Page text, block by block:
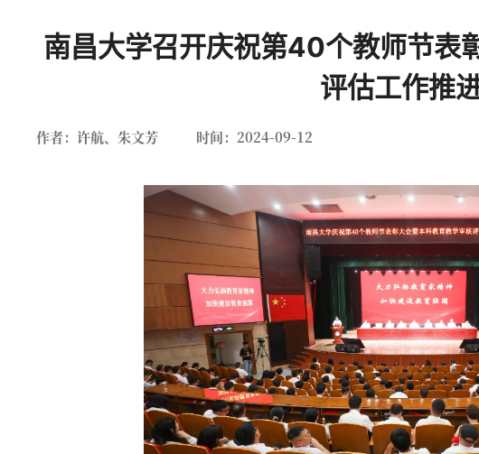
南大新闻
南昌大学召开庆祝第40个教师节表
评估工作推
作者：许航、朱文芳 时间：2024-09-12